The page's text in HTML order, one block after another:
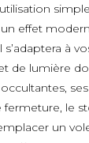
effet
à
de lumière
fermeture, le
un